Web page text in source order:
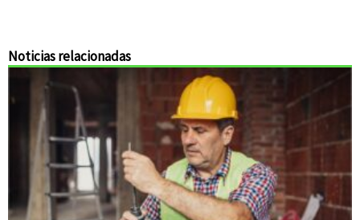
Noticias relacionadas